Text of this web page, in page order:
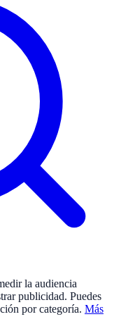
la audiencia
publicidad. Puedes
por categoría. Más